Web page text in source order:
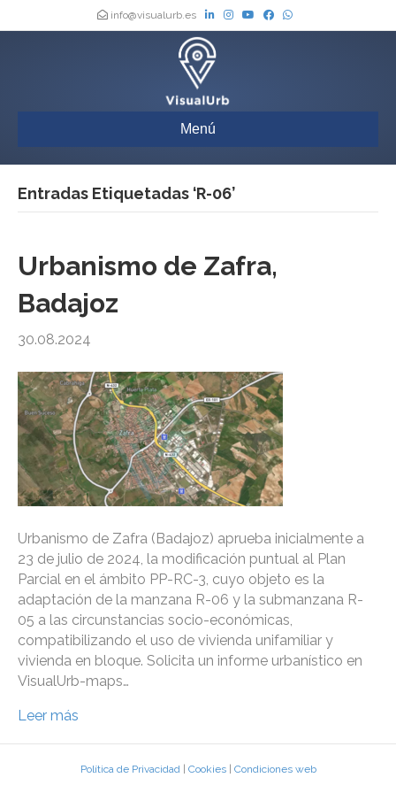
info@visualurb.es
Menú
Entradas Etiquetadas ‘R-06’
Urbanismo de Zafra,
Badajoz
30.08.2024
Urbanismo de Zafra (Badajoz) aprueba inicialmente a
23 de julio de 2024, la modificación puntual al Plan
Parcial en el ámbito PP-RC-3, cuyo objeto es la
adaptación de la manzana R-06 y la submanzana R-
05 a las circunstancias socio-económicas,
compatibilizando el uso de vivienda unifamiliar y
vivienda en bloque. Solicita un informe urbanístico en
VisualUrb-maps…
Leer más
Política de Privacidad| Cookies| Condiciones web